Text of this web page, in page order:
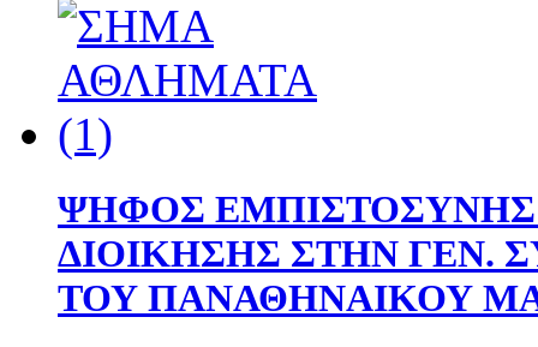
ΨΗΦΟΣ
ΔΙΟΙΚΗΣΗΣ ΣΤΗΝ ΓΕΝ.
ΤΟΥ ΠΑΝΑΘΗΝΑΙΚΟΥ